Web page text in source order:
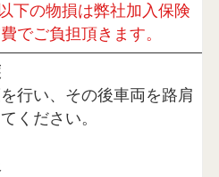
以下の物損は弊社加入保険
でご負担頂きます。
行い、その後車両を路肩
ください。